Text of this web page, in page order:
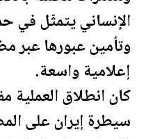
الإنساني يتمثّل في
وتأمين عبورها
إعلامية واسعة.
كان انطلاق العملية
سيطرة إيران على